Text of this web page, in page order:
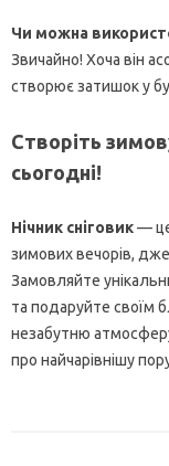
Чи можна
Звичайно! Хоча він
створює затишок у
Створіть
сьогодні!
Нічник сніговик—
зимових вечорів,
Замовляйте
та подаруйте своїм
незабутню
про найчарівнішу